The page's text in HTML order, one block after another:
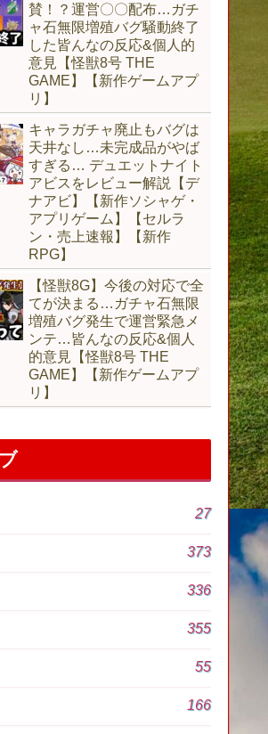
賛！？運営〇〇配布…ガチ
ャ石無限増殖バグ騒動終了
した皆んなの反応&個人的
意見【怪獣8号 THE
GAME】【新作ゲームアプ
リ】
キャラガチャ廃止もバグは
天井なし…未完成品がやば
すぎる… デュエットナイト
アビスをレビュー解説【デ
ナアビ】【新作ソシャゲ・
アプリゲーム】【セルラ
ン・売上速報】【新作
RPG】
【怪獣8G】今後の対応で全
てが決まる…ガチャ石無限
増殖バグ発生で運営緊急メ
ンテ…皆んなの反応&個人
的意見【怪獣8号 THE
GAME】【新作ゲームアプ
リ】
27
373
336
355
55
166